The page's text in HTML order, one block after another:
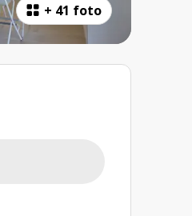
+ 41 foto